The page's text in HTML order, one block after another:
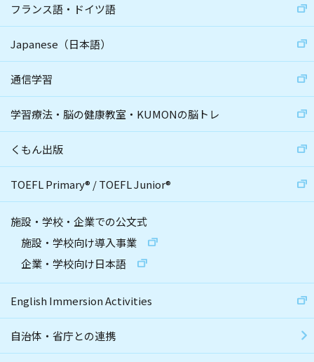
フランス語・ドイツ語
Japanese（日本語）
通信学習
学習療法・脳の健康教室・KUMONの脳トレ
くもん出版
TOEFL Primary® /TOEFL Junior®
施設・学校・企業での公文式
施設・学校向け導入事業
企業・学校向け日本語
English Immersion Activities
自治体・省庁との連携